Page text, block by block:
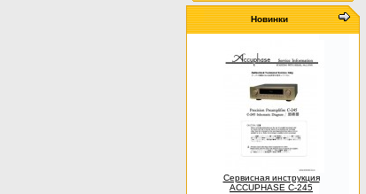
Новинки
Сервисная инструкция
ACCUPHASE C-245